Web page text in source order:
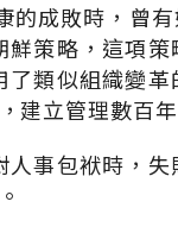
的成敗時，曾
策略，這項
類似組織變
建立管理數百
事包袱時，